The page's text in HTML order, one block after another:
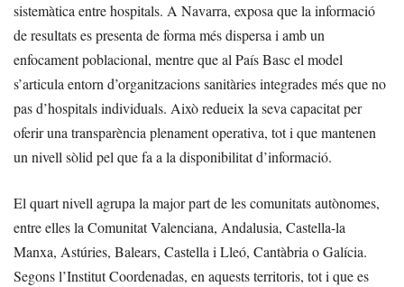
sistemàtica entre hospitals. A Navarra, exposa que la informació
de resultats es presenta de forma més dispersa i amb un
enfocament poblacional, mentre que al País Basc el model
s’articula entorn d’organitzacions sanitàries integrades més que no
pas d’hospitals individuals. Això redueix la seva capacitat per
oferir una transparència plenament operativa, tot i que mantenen
un nivell sòlid pel que fa a la disponibilitat d’informació.
El quart nivell agrupa la major part de les comunitats autònomes,
entre elles la Comunitat Valenciana, Andalusia, Castella-la
Manxa, Astúries, Balears, Castella i Lleó, Cantàbria o Galícia.
Segons l’Institut Coordenadas, en aquests territoris, tot i que es